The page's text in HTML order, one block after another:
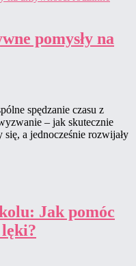
pomysły na
spędzanie czasu z
– jak skutecznie
się, a jednocześnie rozwijały
Jak pomóc